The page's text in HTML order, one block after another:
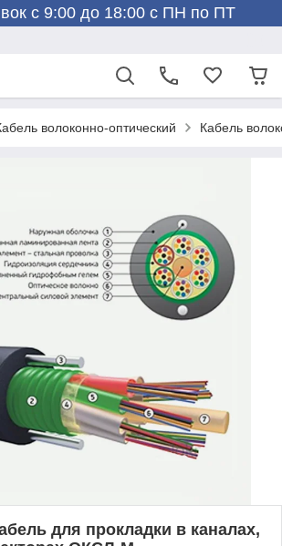
с 9:00 до 18:00 с ПН по ПТ
волоконно-оптический Кабель
для прокладки в каналах,